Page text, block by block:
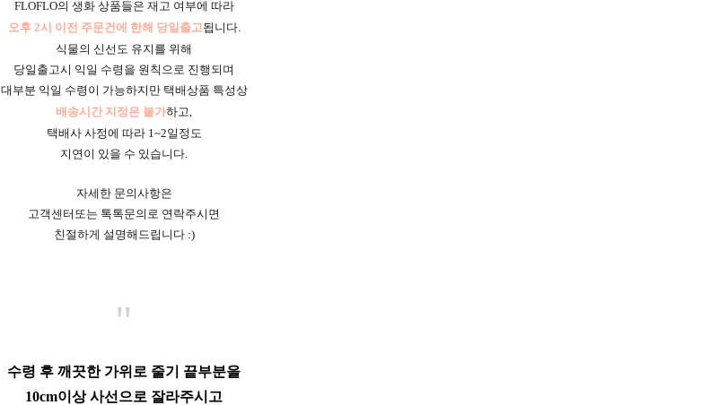
FLOFLO의 생화 상품들은 재고 여부에 따라
오후 2시 이전 주문건에 한해 당일출고됩니다.
식물의 신선도 유지를 위해
당일출고시 익일 수령을 원칙으로 진행되며
대부분 익일 수령이 가능하지만 택배상품 특성상
배송시간 지정은 불가하고,
택배사 사정에 따라 1~2일정도
지연이 있을 수 있습니다.
자세한 문의사항은
고객센터또는 톡톡문의로 연락주시면
친절하게 설명해드립니다 :)
"
수령 후 깨끗한 가위로 줄기 끝부분을
10cm이상 사선으로 잘라주시고